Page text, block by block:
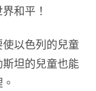
和平！
以色列的兒童
坦的兒童也能